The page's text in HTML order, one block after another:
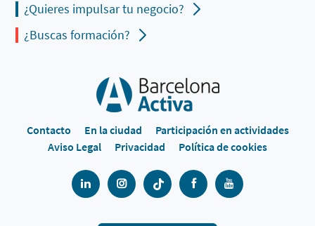
¿Quieres impulsar tu negocio?
¿Buscas formación?
Contacto En la ciudad
Participación en actividades
Aviso Legal
Privacidad Política de cookies